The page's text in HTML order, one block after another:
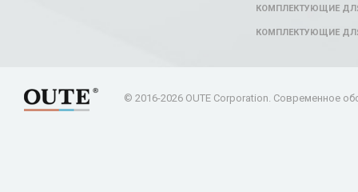
КОМПЛЕКТУЮЩИЕ
КОМПЛЕКТУЮЩИЕ
© 2016-2026 OUTE Corporation. Современное